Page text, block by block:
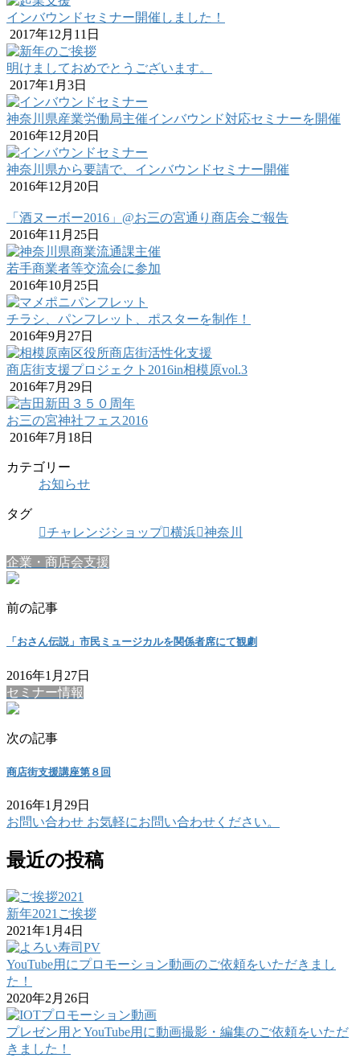
インバウンドセミナー開催しました！
2017年12月11日
明けましておめでとうございます。
2017年1月3日
神奈川県産業労働局主催インバウンド対応セミナーを開催
2016年12月20日
神奈川県から要請で、インバウンドセミナー開催
2016年12月20日
「酒ヌーボー2016」@お三の宮通り商店会ご報告
2016年11月25日
若手商業者等交流会に参加
2016年10月25日
チラシ、パンフレット、ポスターを制作！
2016年9月27日
商店街支援プロジェクト2016in相模原vol.3
2016年7月29日
お三の宮神社フェス2016
2016年7月18日
カテゴリー
お知らせ
タグ
チャレンジショップ 横浜 神奈川
企業・商店会支援
前の記事
「おさん伝説」市民ミュージカルを関係者席にて観劇
2016年1月27日
セミナー情報
次の記事
商店街支援講座第８回
2016年1月29日
お問い合わせ お気軽にお問い合わせください。
最近の投稿
新年2021ご挨拶
2021年1月4日
YouTube用にプロモーション動画のご依頼をいただきまし
た！
2020年2月26日
プレゼン用とYouTube用に動画撮影・編集のご依頼をいただ
きました！